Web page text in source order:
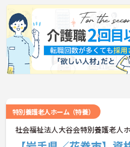
特別養護老人ホーム（特養）
社会福祉法人大谷会特別養護老人